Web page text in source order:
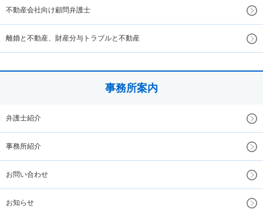
不動産会社向け顧問弁護士
離婚と不動産、財産分与トラブルと不動産
事務所案内
弁護士紹介
事務所紹介
お問い合わせ
お知らせ